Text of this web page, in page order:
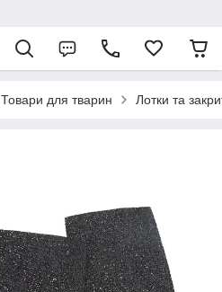
Товари для тварин Лотки та